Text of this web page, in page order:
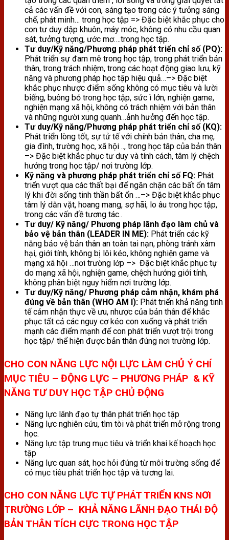
cả các vấn đề với con, sáng tạo trong các ý tưởng sáng
chế, phát minh… trong học tập => Đặc biệt khắc phục cho
con tư duy dập khuôn, máy móc, không có nhu cầu quan
sát, tưởng tượng, ước mơ….trong học tập.
Tư duy/Kỹ năng/Phương pháp phát triển chỉ số (PQ):
Phát triển sự đam mê trong học tập, trong phát triển bản
thân, trong trách nhiệm, trong các hoạt động giao lưu, kỹ
năng và phương pháp học tập hiệu quả…–> Đặc biệt
khắc phục nhược điểm sống không có mục tiêu và lười
biếng, buông bỏ trong học tập, sức ì lớn, nghiện game,
nghiện mạng xã hội, không có trách nhiệm với bản thân
và những người xung quanh…ảnh hưởng đến học tập.
Tư duy/Kỹ năng/Phương pháp phát triển chỉ số (KQ):
Phát triển lòng tốt, sự tử tế với chính bản thân, cha mẹ,
gia đình, trường học, xã hội .., trong học tâp của bản thân
–> Đặc biệt khắc phục tư duy và tính cách, tâm lý chệch
hướng trong học tập/ nơi trường lớp.
Kỹ năng và phương pháp phát triển chỉ số FQ: Phát
triển vượt qua các thất bại để ngăn chặn các bất ổn tâm
lý khi đời sống tinh thần bất ổn …–> Đặc biệt khắc phục
tâm lý dằn vặt, hoang mang, sợ hãi, lo âu trong học tập,
trong các vấn đề tương tác..
Tư duy/ Kỹ năng/ Phương pháp lãnh đạo làm chủ và
bảo vệ bản thân (LEADER IN ME): Phát triển các kỹ
năng bảo vệ bản thân an toàn tai nạn, phòng tránh xâm
hại, giới tính, không bị lôi kéo, không nghiện game và
mạng xã hội …nơi trường lớp –> Đặc biệt khắc phục tự
do mạng xã hội, nghiện game, chệch hướng giới tính,
không phân biệt nguy hiểm nơi trường lớp.
Tư duy/Kỹ năng/ Phương pháp cảm nhận, khám phá
đúng về bản thân (WHO AM I): Phát triển khả năng tinh
tế cảm nhận thực về ưu, nhược của bản thân để khắc
phục tất cả các nguy cơ kéo con xuống và phát triển
mạnh các điểm mạnh để con phát triển vượt trội trong
học tập/ thể hiện được bản thân đúng nơi trường lớp.
CHO CON NĂNG LỰC NỘI LỰC LÀM CHỦ Ý CHÍ
MỤC TIÊU – ĐỘNG LỰC – PHƯƠNG PHÁP & KỸ
NĂNG TƯ DUY HỌC TẬP CHỦ ĐỘNG
Năng lực lãnh đạo tự thân phát triển học tập
Năng lực nghiên cứu, tìm tòi và phát triển mở rộng trong
học.
Năng lực tập trung mục tiêu và triển khai kế hoạch học
tập
Năng lực quan sát, học hỏi đúng từ môi trường sống để
có mục tiêu phát triển học tập và tương lai.
CHO CON NĂNG LỰC TỰ PHÁT TRIỂN KNS NƠI
TRƯỜNG LỚP – KHẢ NĂNG LÃNH ĐẠO THÁI ĐỘ
BẢN THÂN TÍCH CỰC TRONG HỌC TẬP